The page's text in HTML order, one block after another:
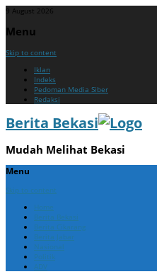
9 August 2026
Menu
Skip to content
Iklan
Indeks
Pedoman Media Siber
Redaksi
Berita Bekasi
Mudah Melihat Bekasi
Menu
Skip to content
Home
Berita Bekasi
Berita Cikarang
Berita Jabar
Nasional
Politik
ADV